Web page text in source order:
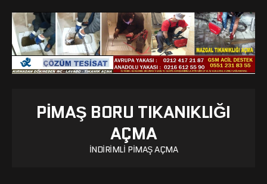
PIMAŞ BORU TIKANIKLIĞI
AÇMA
İNDIRIMLI PIMAŞ AÇMA